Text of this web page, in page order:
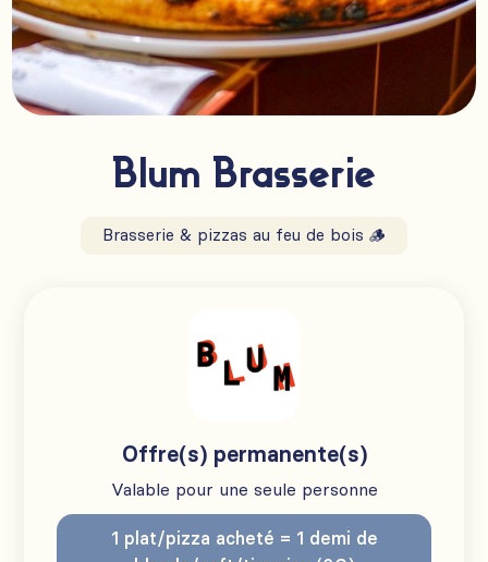
Blum Brasserie
Brasserie & pizzas au feu de bois 🪵
Offre(s) permanente(s)
Valable pour une seule personne
1 plat/pizza acheté = 1 demi de